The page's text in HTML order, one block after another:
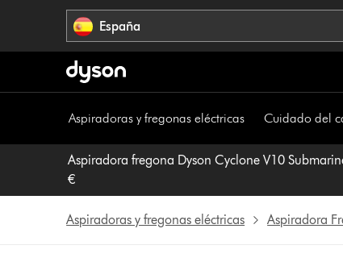
España
Aspiradoras y fregonas eléctricas Cuidado del
Aspiradora fregona Dyson Cyclone V10 Submarine
€
Aspiradoras y fregonas eléctricas Aspiradora